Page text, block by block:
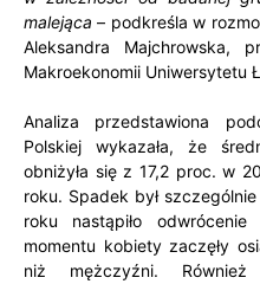
malejąca– podkreśla w
Aleksandra Majchrowska,
Makroekonomii Uniwersytetu
Analiza przedstawiona
Polskiej wykazała, że
obniżyła się z 17,2 proc. w
roku. Spadek był
roku nastąpiło
momentu kobiety zaczęły
niż mężczyźni.